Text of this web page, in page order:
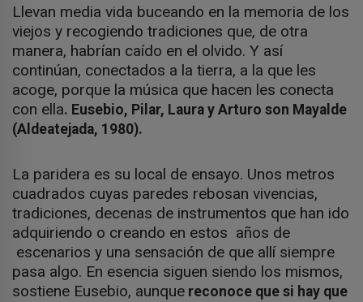
Llevan media vida buceando en la memoria de los
viejos y recogiendo tradiciones que, de otra
manera, habrían caído en el olvido. Y así
continúan, conectados a la tierra, a la que les
acoge, porque la música que hacen les conecta
con ella. Eusebio, Pilar, Laura y Arturo son Mayalde
(Aldeatejada, 1980).
La paridera es su local de ensayo. Unos metros
cuadrados cuyas paredes rebosan vivencias,
tradiciones, decenas de instrumentos que han ido
adquiriendo o creando en estos años de
escenarios y una sensación de que allí siempre
pasa algo. En esencia siguen siendo los mismos,
sostiene Eusebio, aunque reconoce que si hay que